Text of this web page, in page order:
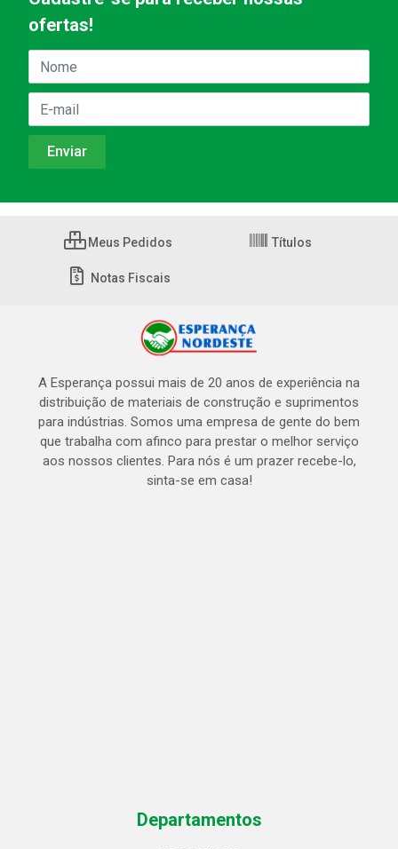
ofertas!
Meus Pedidos Títulos
Notas Fiscais
A Esperança possui mais de 20 anos de experiência na
distribuição de materiais de construção e suprimentos
para indústrias. Somos uma empresa de gente do bem
que trabalha com afinco para prestar o melhor serviço
aos nossos clientes. Para nós é um prazer recebe-lo,
sinta-se em casa!
Departamentos